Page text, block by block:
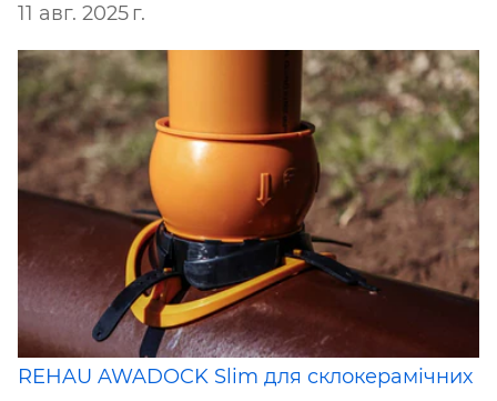
11 авг. 2025 г.
REHAU AWADOCK Slim для склокерамічних